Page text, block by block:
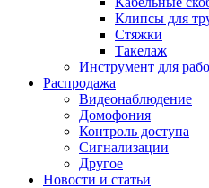
Клипсы для
Стяжки
Такелаж
Инструмент для
Распродажа
Видеонаблюдение
Домофония
Контроль доступа
Сигнализации
Другое
Новости и статьи